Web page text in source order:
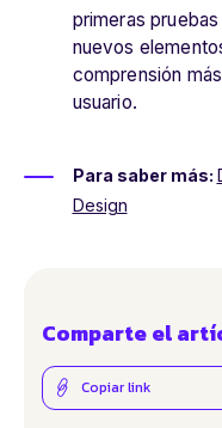
primeras
nuevos
comprensión
usuario.
Para saber más:
Design
Comparte el
Copiar link